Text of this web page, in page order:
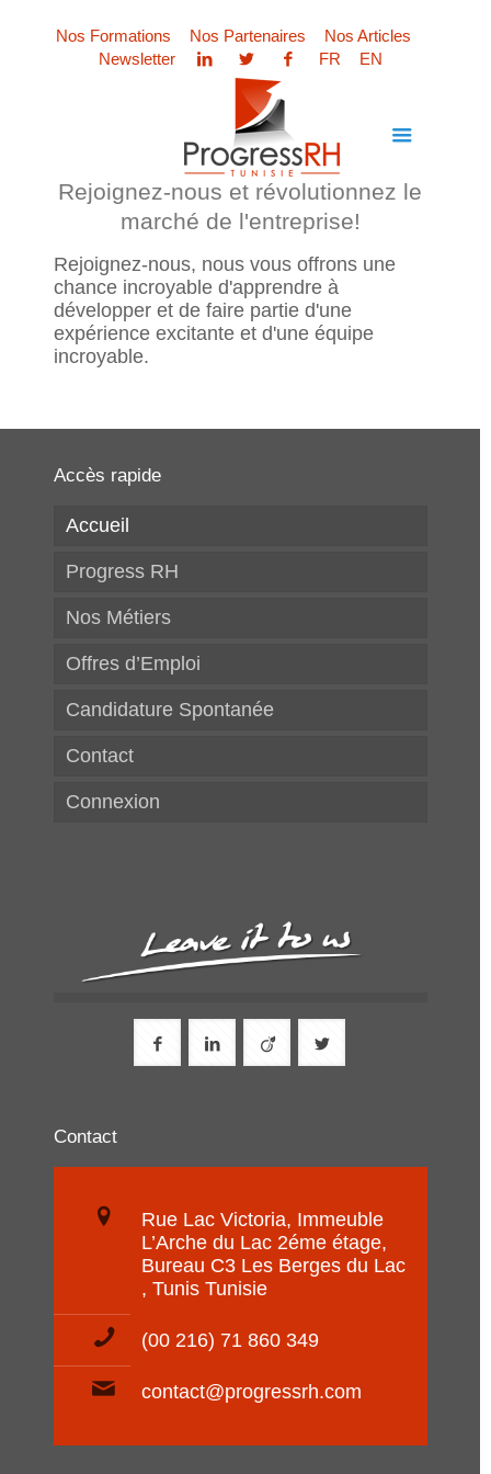
Nos Formations Nos Partenaires
Nos Articles
Newsletter
FR EN
Rejoignez-nous et révolutionnez le
marché de l'entreprise!
Rejoignez-nous, nous vous offrons une
chance incroyable d'apprendre à
développer et de faire partie d'une
expérience excitante et d'une équipe
incroyable.
Accès rapide
Accueil
Progress RH
Nos Métiers
Offres d’Emploi
Candidature Spontanée
Contact
Connexion
Contact
Rue Lac Victoria, Immeuble
L’Arche du Lac 2éme étage,
Bureau C3 Les Berges du Lac
, Tunis Tunisie
(00 216) 71 860 349
contact@progressrh.com